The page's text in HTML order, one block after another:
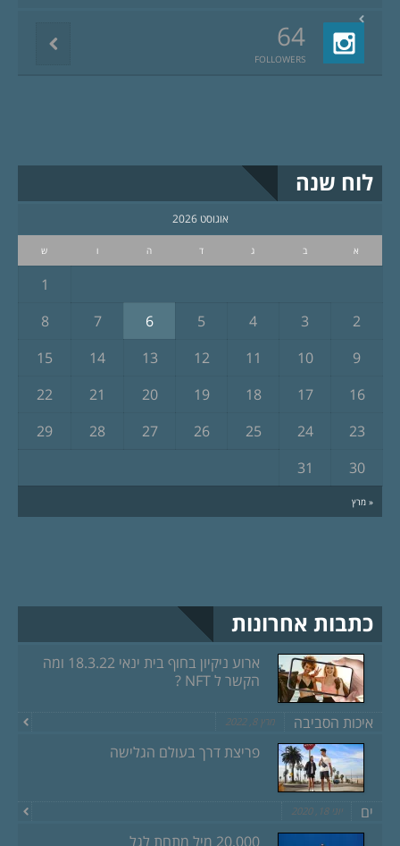
64
FOLLOWERS
לוח שנה
אוגוסט 2026
א ב ג ד ה ו ש
« מרץ
1
2
3
4
5
6
7
8
9
10
11
12
13
14
15
16
17
18
19
20
21
22
23
24
25
26
27
28
29
30
31
כתבות אחרונות
ארוע ניקיון בחוף בית ינאי 18.3.22 ומה
הקשר ל NFT ?
איכות הסביבה מרץ 8, 2022
פריצת דרך בעולם הגלישה
ים יוני 18, 2020
20,000 מיל מתחת לגל